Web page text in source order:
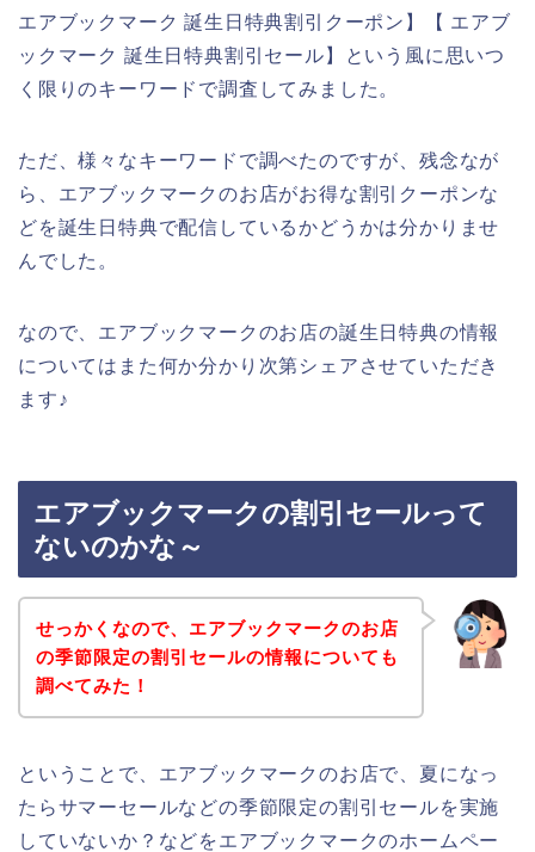
エアブックマーク 誕生日特典割引クーポン】【 エアブ
ックマーク 誕生日特典割引セール】という風に思いつ
く限りのキーワードで調査してみました。
ただ、様々なキーワードで調べたのですが、残念なが
ら、エアブックマークのお店がお得な割引クーポンな
どを誕生日特典で配信しているかどうかは分かりませ
んでした。
なので、エアブックマークのお店の誕生日特典の情報
についてはまた何か分かり次第シェアさせていただき
ます♪
エアブックマークの割引セールって
ないのかな～
せっかくなので、エアブックマークのお店
の季節限定の割引セールの情報についても
調べてみた！
ということで、エアブックマークのお店で、夏になっ
たらサマーセールなどの季節限定の割引セールを実施
していないか？などをエアブックマークのホームペー